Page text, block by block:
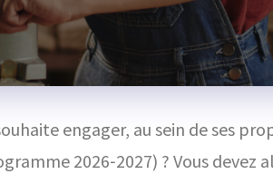
engager, au sein de ses
2026‑2027) ? Vous devez